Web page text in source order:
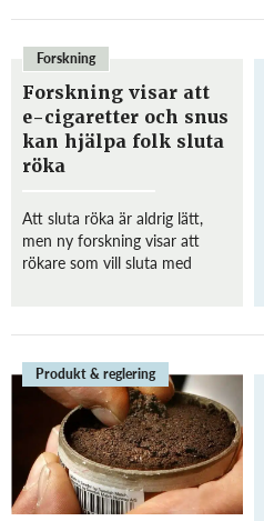
Forskning
Forskning visar att
e-cigaretter och snus
kan hjälpa folk sluta
röka
Att sluta röka är aldrig lätt,
men ny forskning visar att
rökare som vill sluta med
för vanligt nikotinläkemedel.
Produkt & reglering